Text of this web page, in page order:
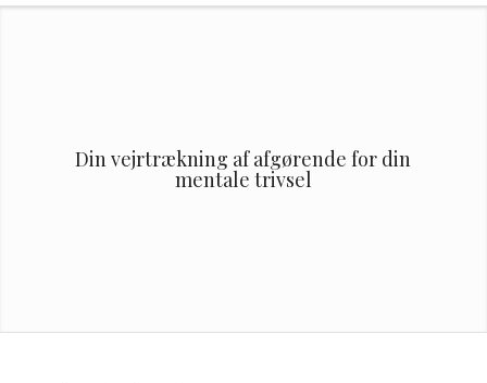
Din vejrtrækning af afgørende for din
mentale trivsel